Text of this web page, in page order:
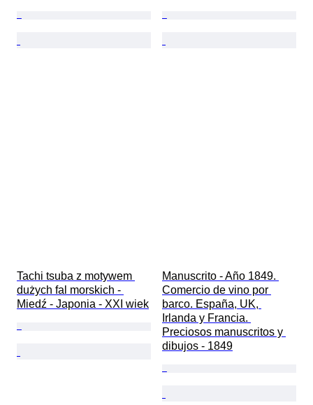
Tachi tsuba z motywem
dużych fal morskich -
Miedź - Japonia - XXI wiek
Manuscrito - Año 1849.
Comercio de vino por
barco. España, UK,
Irlanda y Francia.
Preciosos manuscritos y
dibujos - 1849